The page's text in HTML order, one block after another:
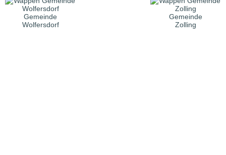
Gemeinde
Wolfersdorf
Gemeinde
Zolling